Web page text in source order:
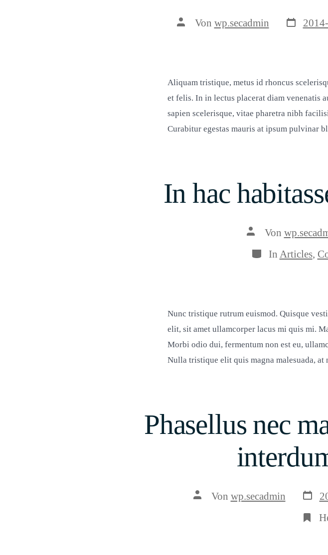
Beitragsautor
Von wp.secadmin
Aliquam tristique, metus id rhoncus
et felis. In in lectus placerat diam venenatis
sapien scelerisque, vitae pharetra nibh
Curabitur egestas mauris at ipsum pulvinar
In hac
Beitragsautor
Von
Kategorien
In Articles,
Nunc tristique rutrum euismod. Quisque
elit, sit amet ullamcorper lacus mi quis mi.
Morbi odio dui, fermentum non est eu,
Nulla tristique elit quis magna malesuada,
Phasellus nec
Beitragsautor
Von wp.secadmin